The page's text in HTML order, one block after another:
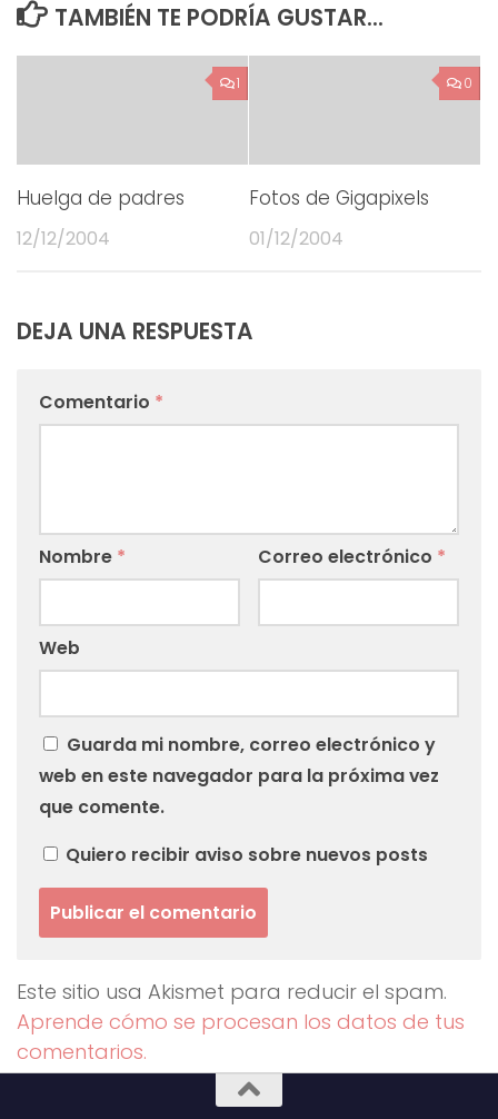
TAMBIÉN TE PODRÍA GUSTAR...
1
Huelga de padres
12/12/2004
0
Fotos de Gigapixels
01/12/2004
DEJA UNA RESPUESTA
Comentario *
Nombre * Correo electrónico *
Web
Guarda mi nombre, correo electrónico y
web en este navegador para la próxima vez
que comente.
Quiero recibir aviso sobre nuevos posts
Este sitio usa Akismet para reducir el spam.
Aprende cómo se procesan los datos de tus
comentarios.